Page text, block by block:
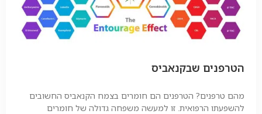
הטרפנים שבקנאביס
מהם טרפנים? הטרפנים הם חומרים בצמח הקנאביס החשובים
להשפעתו הרפואית. זו למעשה משפחה גדולה של חומרים